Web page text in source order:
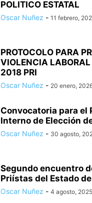
POLITICO ESTATAL
Oscar Nuñez - 11 febrero,
PROTOCOLO PARA
VIOLENCIA
2018 PRI
Oscar Nuñez - 20 enero,
Convocatoria para el
Interno de Elección
Oscar Nuñez - 30 agosto,
Segundo encuentro
Priístas del Estado
Oscar Nuñez - 4 agosto, 2025